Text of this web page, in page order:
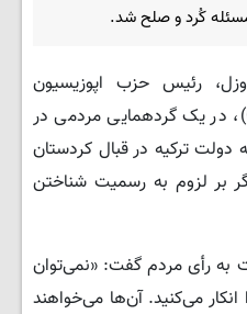
کُرد و صلح شد.
رئیس حزب اپوزیسیون
جمهوری‌خواه خلق ترکیه (CHP)، در یک گردهمایی مردمی در
دولت ترکیه در قبال کردستان
بر لزوم به رسمیت شناختن
به رأی مردم گفت: «نمی‌توان
می‌کنید. آن‌ها می‌خواهند